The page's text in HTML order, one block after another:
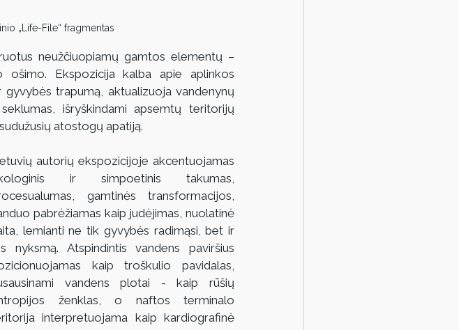
„Life-File“ fragmentas
neužčiuopiamų gamtos elementų –
ošimo. Ekspozicija kalba apie aplinkos
trapumą, aktualizuoja vandenynų
išryškindami apsemtų teritorijų
atostogų apatiją.
autorių ekspozicijoje akcentuojamas
ir simpoetinis takumas,
gamtinės transformacijos,
pabrėžiamas kaip judėjimas, nuolatinė
lemianti ne tik gyvybės radimąsi, bet ir
nyksmą. Atspindintis vandens paviršius
kaip troškulio pavidalas,
vandens plotai - kaip rūšių
ženklas, o naftos terminalo
interpretuojama kaip kardiografinė